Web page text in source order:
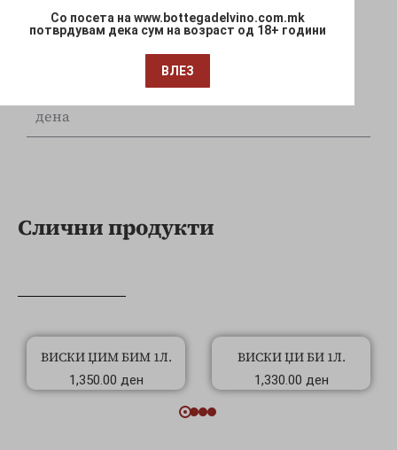
Достава до Вашата локација за 1-3 работни
дена
Слични продукти
ВИСКИ ЏИМ БИМ 1Л.
1,350.00 ден
ВИСКИ ЏИ БИ 1Л.
1,330.00 ден
Со посета на www.bottegadelvino.com.mk
потврдувам дека сум на возраст од 18+ години
ВЛЕЗ